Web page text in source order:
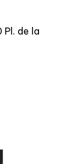
Pl. de la